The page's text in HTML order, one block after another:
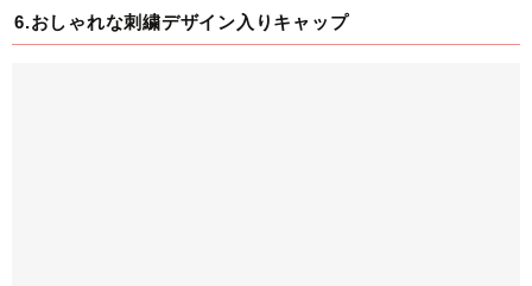
6.おしゃれな刺繍デザイン入りキャップ